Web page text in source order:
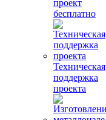
проект
бесплатно
Техническая
поддержка
проекта